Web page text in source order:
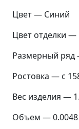
Цвет — Синий
Цвет отделки
Размерный ряд
Ростовка — с
Вес изделия —
Объем — 0.0048